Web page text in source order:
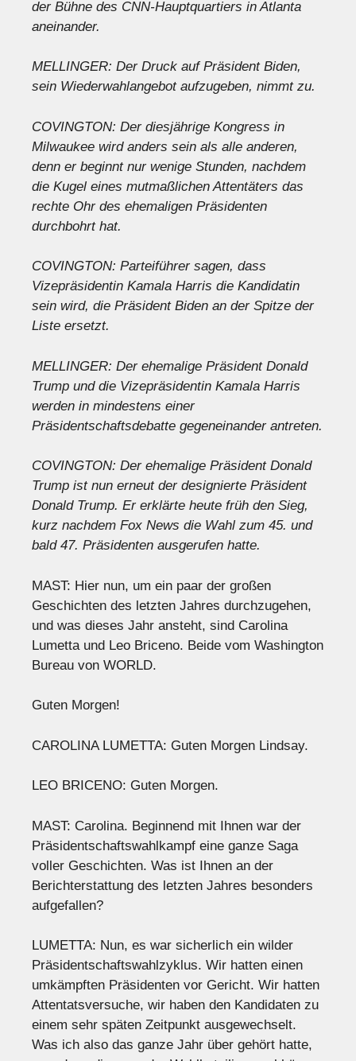
der Bühne des CNN-Hauptquartiers in Atlanta
aneinander.
MELLINGER: Der Druck auf Präsident Biden,
sein Wiederwahlangebot aufzugeben, nimmt zu.
COVINGTON: Der diesjährige Kongress in
Milwaukee wird anders sein als alle anderen,
denn er beginnt nur wenige Stunden, nachdem
die Kugel eines mutmaßlichen Attentäters das
rechte Ohr des ehemaligen Präsidenten
durchbohrt hat.
COVINGTON: Parteiführer sagen, dass
Vizepräsidentin Kamala Harris die Kandidatin
sein wird, die Präsident Biden an der Spitze der
Liste ersetzt.
MELLINGER: Der ehemalige Präsident Donald
Trump und die Vizepräsidentin Kamala Harris
werden in mindestens einer
Präsidentschaftsdebatte gegeneinander antreten.
COVINGTON: Der ehemalige Präsident Donald
Trump ist nun erneut der designierte Präsident
Donald Trump. Er erklärte heute früh den Sieg,
kurz nachdem Fox News die Wahl zum 45. und
bald 47. Präsidenten ausgerufen hatte.
MAST: Hier nun, um ein paar der großen
Geschichten des letzten Jahres durchzugehen,
und was dieses Jahr ansteht, sind Carolina
Lumetta und Leo Briceno. Beide vom Washington
Bureau von WORLD.
Guten Morgen!
CAROLINA LUMETTA: Guten Morgen Lindsay.
LEO BRICENO: Guten Morgen.
MAST: Carolina. Beginnend mit Ihnen war der
Präsidentschaftswahlkampf eine ganze Saga
voller Geschichten. Was ist Ihnen an der
Berichterstattung des letzten Jahres besonders
aufgefallen?
LUMETTA: Nun, es war sicherlich ein wilder
Präsidentschaftswahlzyklus. Wir hatten einen
umkämpften Präsidenten vor Gericht. Wir hatten
Attentatsversuche, wir haben den Kandidaten zu
einem sehr späten Zeitpunkt ausgewechselt.
Was ich also das ganze Jahr über gehört hatte,